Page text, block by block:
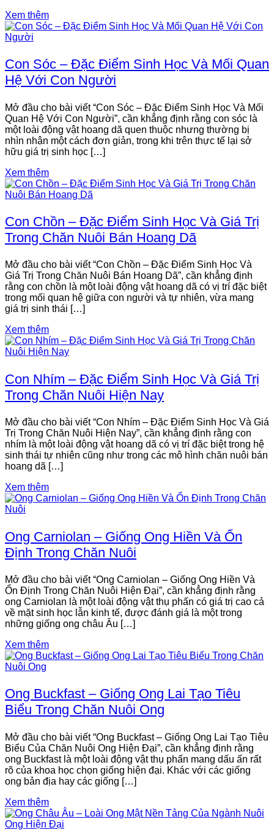
Xem thêm
Con Sóc – Đặc Điểm Sinh Học Và Mối Quan
Hệ Với Con Người
Mở đầu cho bài viết “Con Sóc – Đặc Điểm Sinh Học Và Mối
Quan Hệ Với Con Người”, cần khẳng định rằng con sóc là
một loài động vật hoang dã quen thuộc nhưng thường bị
nhìn nhận một cách đơn giản, trong khi trên thực tế lại sở
hữu giá trị sinh học […]
Xem thêm
Con Chồn – Đặc Điểm Sinh Học Và Giá Trị
Trong Chăn Nuôi Bán Hoang Dã
Mở đầu cho bài viết “Con Chồn – Đặc Điểm Sinh Học Và
Giá Trị Trong Chăn Nuôi Bán Hoang Dã”, cần khẳng định
rằng con chồn là một loài động vật hoang dã có vị trí đặc biệt
trong mối quan hệ giữa con người và tự nhiên, vừa mang
giá trị sinh thái […]
Xem thêm
Con Nhím – Đặc Điểm Sinh Học Và Giá Trị
Trong Chăn Nuôi Hiện Nay
Mở đầu cho bài viết “Con Nhím – Đặc Điểm Sinh Học Và Giá
Trị Trong Chăn Nuôi Hiện Nay”, cần khẳng định rằng con
nhím là một loài động vật hoang dã có vị trí đặc biệt trong hệ
sinh thái tự nhiên cũng như trong các mô hình chăn nuôi bán
hoang dã […]
Xem thêm
Ong Carniolan – Giống Ong Hiền Và Ổn
Định Trong Chăn Nuôi
Mở đầu cho bài viết “Ong Carniolan – Giống Ong Hiền Và
Ổn Định Trong Chăn Nuôi Hiện Đại”, cần khẳng định rằng
ong Carniolan là một loài động vật thụ phấn có giá trị cao cả
về mặt sinh học lẫn kinh tế, được đánh giá là một trong
những giống ong châu Âu […]
Xem thêm
Ong Buckfast – Giống Ong Lai Tạo Tiêu
Biểu Trong Chăn Nuôi Ong
Mở đầu cho bài viết “Ong Buckfast – Giống Ong Lai Tạo Tiêu
Biểu Của Chăn Nuôi Ong Hiện Đại”, cần khẳng định rằng
ong Buckfast là một loài động vật thụ phấn mang dấu ấn rất
rõ của khoa học chọn giống hiện đại. Khác với các giống
ong bản địa hay các giống […]
Xem thêm